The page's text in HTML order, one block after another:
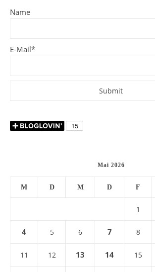
Name
E-Mail*
Mai 2026
M D M D F
1
4 5 6 7 8
11 12 13 14 15